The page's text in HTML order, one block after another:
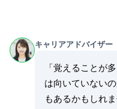
キャリアアドバイザー
「覚えることが
は向いていない
もあるかもしれ